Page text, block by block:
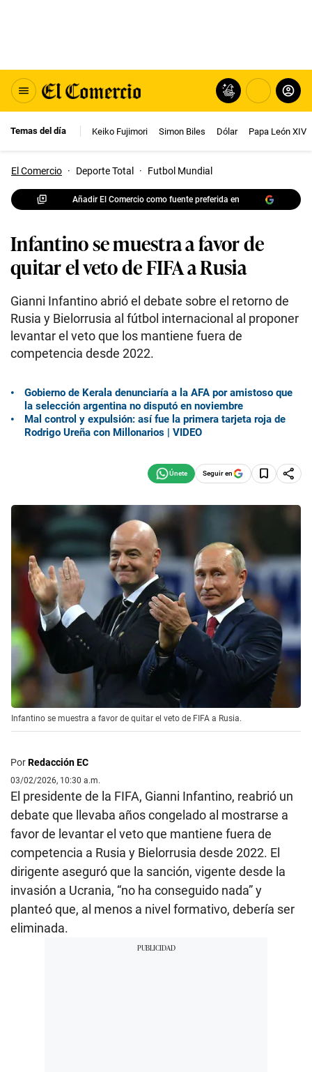
Temas del día Keiko Fujimori Simon Biles Dólar Papa León XIV
El Comercio · Deporte Total · Futbol Mundial
Añadir El Comercio como fuente preferida en
Infantino se muestra a favor de
quitar el veto de FIFA a Rusia
Gianni Infantino abrió el debate sobre el retorno de
Rusia y Bielorrusia al fútbol internacional al proponer
levantar el veto que los mantiene fuera de
competencia desde 2022.
Gobierno de Kerala denunciaría a la AFA por amistoso que
la selección argentina no disputó en noviembre
Mal control y expulsión: así fue la primera tarjeta roja de
Rodrigo Ureña con Millonarios | VIDEO
Seguir en
Infantino se muestra a favor de quitar el veto de FIFA a Rusia.
PorRedacción EC
03/02/2026, 10:30 a.m.
El presidente de la FIFA, Gianni Infantino, reabrió un
debate que llevaba años congelado al mostrarse a
favor de levantar el veto que mantiene fuera de
competencia a Rusia y Bielorrusia desde 2022. El
dirigente aseguró que la sanción, vigente desde la
invasión a Ucrania, “no ha conseguido nada” y
planteó que, al menos a nivel formativo, debería ser
eliminada.